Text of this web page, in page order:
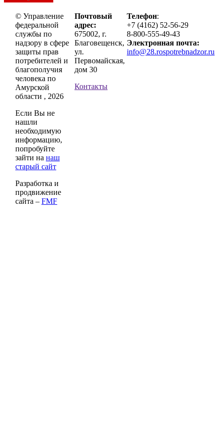
© Управление
федеральной
службы по
надзору в сфере
защиты прав
потребителей и
благополучия
человека по
Амурской
области , 2026
Если Вы не
нашли
необходимую
информацию,
попробуйте
зайти на наш
старый сайт
Разработка и
продвижение
сайта – FMF
Почтовый
адрес:
675002, г.
Благовещенск,
ул.
Первомайская,
дом 30
Контакты
Телефон:
+7 (4162) 52-56-29
8-800-555-49-43
Электронная почта:
info@28.rospotrebnadzor.ru